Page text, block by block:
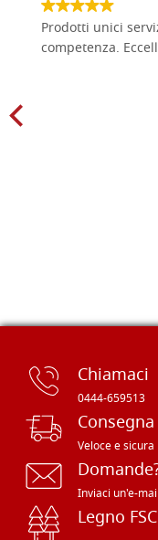
Prodotti unici
competenza.
Chiamaci
0444-659513
Consegna
Veloce e sicura
Inviaci un'e-mail
Legno FSC